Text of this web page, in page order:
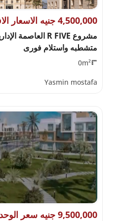
4,500,000 جنيه الاسعار الافتتاحية
متشطبه واستلام فورى
0m²
Yasmin mostafa
9,500,000 جنيه سعر الوحدة